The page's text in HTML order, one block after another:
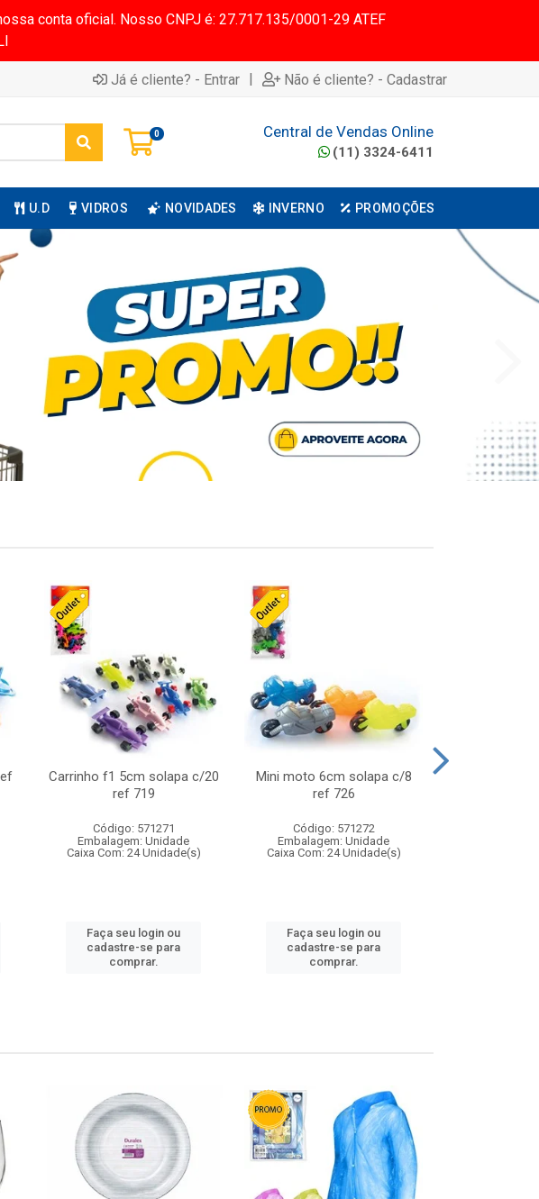
conta oficial. Nosso CNPJ é: 27.717.135/0001-29 ATEF
Já é cliente? - Entrar | Não é cliente? - Cadastrar
0 Central de Vendas Online
(11) 3324-6411
U.D VIDROS NOVIDADES INVERNO PROMOÇÕES
Carrinho f1 5cm solapa c/20
ref 719
Código: 571271
Embalagem: Unidade
Caixa Com: 24 Unidade(s)
Faça seu login ou
cadastre-se para
comprar.
Mini moto 6cm solapa c/8
ref 726
Código: 571272
Embalagem: Unidade
Caixa Com: 24 Unidade(s)
Faça seu login ou
cadastre-se para
comprar.